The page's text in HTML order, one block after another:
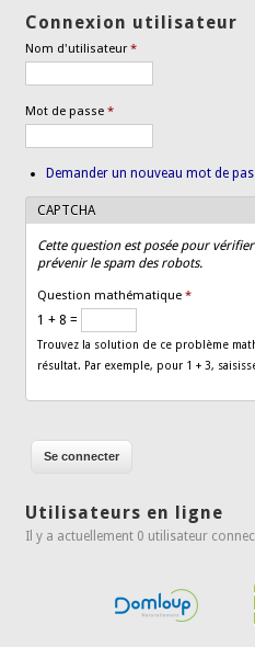
Connexion utilisateur
Nom d'utilisateur*
Mot de passe*
Demander un nouveau mot de
CAPTCHA
Cette question est posée pour
prévenir le spam des robots.
Question mathématique*
1 + 8 =
Trouvez la solution de ce problème
résultat. Par exemple, pour 1 + 3,
Utilisateurs en ligne
Il y a actuellement 0 utilisateur